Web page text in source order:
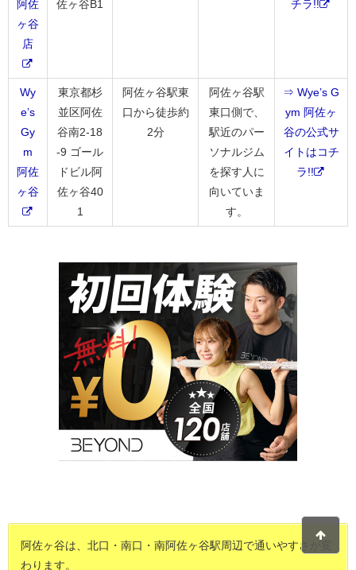
阿佐
ヶ谷
店
佐ヶ谷B1
チラ!!
Wy
e’s
Gy
m
阿佐
ヶ谷
東京都杉
並区阿佐
谷南2-18
-9 ゴール
ドビル阿
佐ヶ谷40
1
阿佐ヶ谷駅東
口から徒歩約
2分
阿佐ヶ谷駅
東口側で、
駅近のパー
ソナルジム
を探す人に
向いていま
す。
⇒ Wye’s G
ym 阿佐ヶ
谷の公式サ
イトはコチ
ラ!!
阿佐ヶ谷は、北口・南口・南阿佐ヶ谷駅周辺で通いやすさが変
わります。